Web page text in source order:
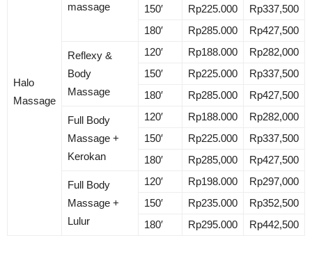
Halo
Massage
massage
150′
Rp225.000
Rp337,500
180′
Rp285.000 Rp427,500
Reflexy &
Body
Massage
120′ Rp188.000
Rp282,000
150′
Rp225.000
Rp337,500
180′
Rp285.000 Rp427,500
Full Body
Massage +
Kerokan
120′ Rp188.000
Rp282,000
150′
Rp225.000
Rp337,500
180′
Rp285,000 Rp427,500
Full Body
Massage +
Lulur
120′ Rp198.000
Rp297,000
150′
Rp235.000
Rp352,500
180′
Rp295.000 Rp442,500